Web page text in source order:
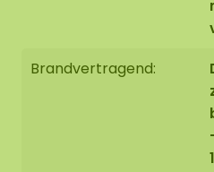
Montage:
De mosovaal wordt met
u op bestelling met de
Brandvertragend: